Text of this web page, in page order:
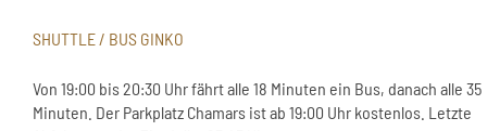
SHUTTLE / BUS GINKO
Von 19:00 bis 20:30 Uhr fährt alle 18 Minuten ein Bus, danach alle 35
Minuten. Der Parkplatz Chamars ist ab 19:00 Uhr kostenlos. Letzte